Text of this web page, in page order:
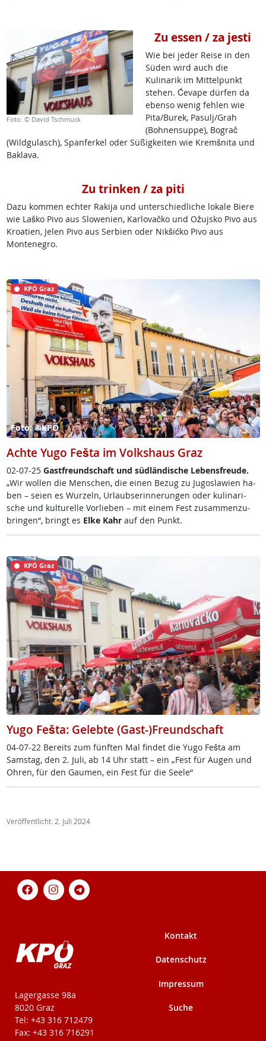
Foto: © David Tschmuck
Zu essen / za jesti
Wie bei jeder Reise in den
Süden wird auch die
Kulinarik im Mittelpunkt
stehen. Ćevape dürfen da
ebenso wenig fehlen wie
Pita/Burek, Pasulj/Grah
(Bohnensuppe), Bograč
(Wildgulasch), Spanferkel oder Süßigkeiten wie Kremšnita und
Baklava.
Zu trinken / za piti
Dazu kommen echter Rakija und unterschiedliche lokale Biere
wie Laško Pivo aus Slowenien, Karlovačko und Ožujsko Pivo aus
Kroatien, Jelen Pivo aus Serbien oder Nikšićko Pivo aus
Montenegro.
KPÖ Graz
Foto: ©KPÖ
Achte Yugo Fešta im Volkshaus Graz
02-07-25 Gast­f­reund­schaft und süd­län­di­sche Le­bens­f­reu­de.
„Wir wol­len die Men­schen, die ei­nen Be­zug zu Ju­gosla­wi­en ha­
ben – sei­en es Wur­zeln, Ur­laub­ser­in­ne­run­gen oder ku­li­na­ri­
sche und kul­tu­rel­le Vor­lie­ben – mit ei­nem Fest zu­sam­men­zu­
brin­gen“, bringt es El­ke Kahrauf den Punkt.
KPÖ Graz
Yugo Fešta: Gelebte (Gast-)Freundschaft
04-07-22 Be­reits zum fünf­ten Mal fin­det die Yu­go Feš­ta am
Sams­tag, den 2. Ju­li, ab 14 Uhr statt – ein „Fest für Au­gen und
Oh­ren, für den Gau­men, ein Fest für die See­le“
Veröffentlicht: 2. Juli 2024
KPÖ-Steiermark
Lagergasse 98a
8020 Graz
Tel: +43 316 712479
Fax: +43 316 716291
Kontakt
Datenschutz
Impressum
Suche